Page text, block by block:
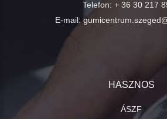
Telefon: + 36 30 217
E-mail:
HASZNOS
ÁSZF